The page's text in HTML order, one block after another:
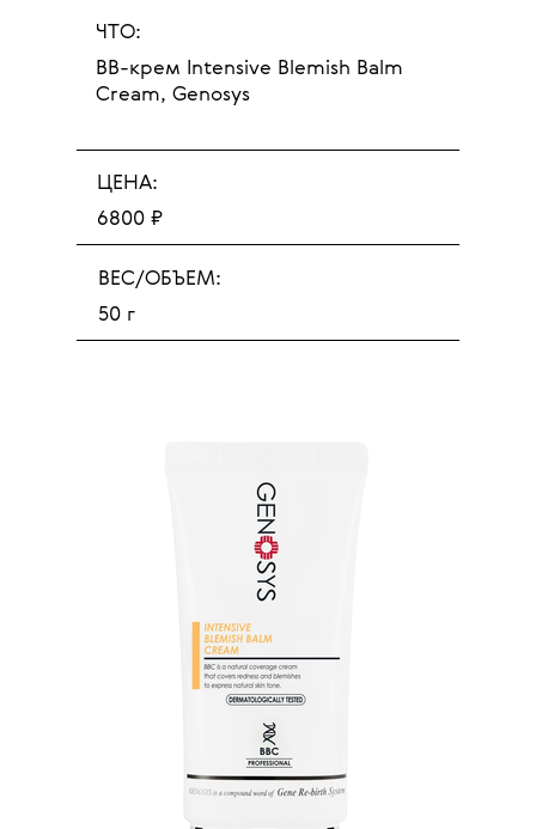
ЧТО:
BB-крем Intensive Blemish Balm
Cream, Genosys
ЦЕНА:
6800 ₽
ВЕС/ОБЪЕМ:
50 г